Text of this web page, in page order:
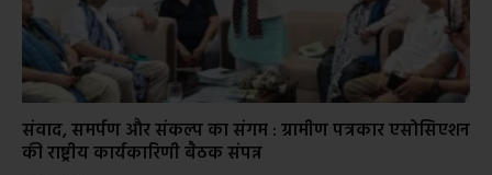
संवाद, समर्पण और संकल्प का संगम : ग्रामीण पत्रकार एसोसिएशन
की राष्ट्रीय कार्यकारिणी बैठक संपन्न